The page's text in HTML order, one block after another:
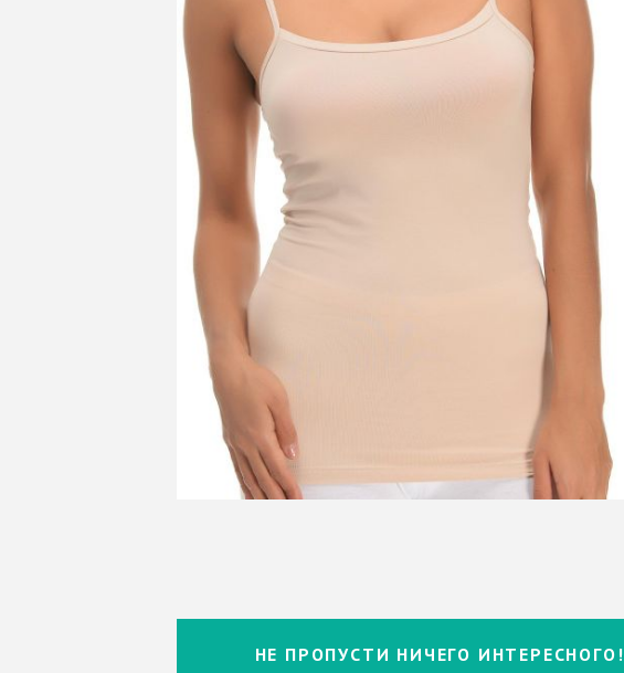
НЕ ПРОПУСТИ НИЧЕГО ИНТЕРЕСНОГО!